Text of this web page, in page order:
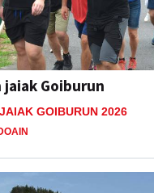
jaiak Goiburun
GOIBURUN 2026